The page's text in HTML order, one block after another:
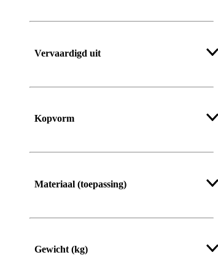
Vervaardigd uit
Kopvorm
Materiaal (toepassing)
Gewicht (kg)